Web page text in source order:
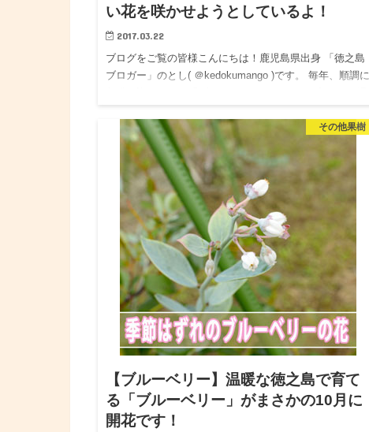
い花を咲かせようとしているよ！
2017.03.22
ブログをご覧の皆様こんにちは！鹿児島県出身 「徳之島
ブロガー」のとし( ＠kedokumango )です。 毎年、順調に
その他果樹
【ブルーベリー】温暖な徳之島で育て
る「ブルーベリー」がまさかの10月に
開花です！